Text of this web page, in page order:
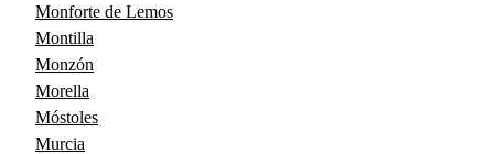
Monforte de Lemos
Montilla
Monzón
Morella
Móstoles
Murcia